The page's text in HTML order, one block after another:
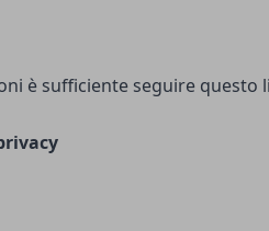
è sufficiente seguire questo